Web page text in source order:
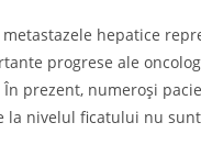
hepatice
progrese ale
În prezent, numeroși
la nivelul ficatului nu